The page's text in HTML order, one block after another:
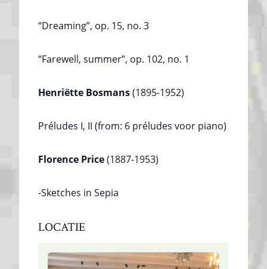
“Dreaming”, op. 15, no. 3
“Farewell, summer”, op. 102, no. 1
Henriëtte Bosmans(1895-1952)
Préludes I, II (from: 6 préludes voor piano)
Florence Price(1887-1953)
-Sketches in Sepia
LOCATIE